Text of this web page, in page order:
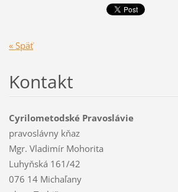
« Späť
Kontakt
Cyrilometodské Pravoslávie
pravoslávny kňaz
Mgr. Vladimír Mohorita
Luhyňská 161/42
076 14 Michaľany